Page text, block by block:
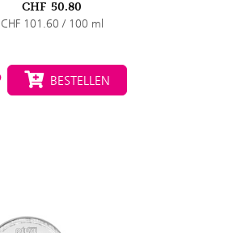
CHF 50.80
CHF 101.60 / 100 ml
BESTELLEN